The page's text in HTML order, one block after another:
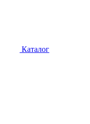
Каталог